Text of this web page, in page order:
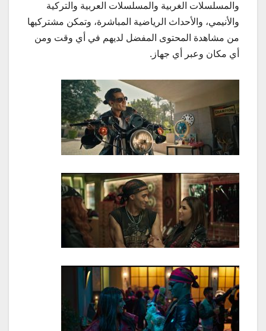
والمسلسلات الغربية والمسلسلات العربية والتركية
والأنيمي، والأحداث الرياضية المباشرة، وتمكن مشتركيها
من مشاهدة المحتوى المفضل لديهم في أي وقت ومن
أي مكان وعبر أي جهاز.